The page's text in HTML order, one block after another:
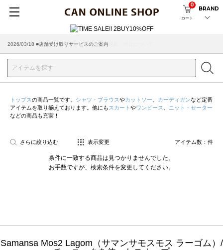
カート
0
BRAND
2026/03/18 ■店舗受け取りサービスのご案内
トップスの商品一覧です。 シャツ・ブラウスやカットソー カーディガンなど定番
アイテムを取り揃えております。他にも スカート やワンピース
ニット・セーター
などの商品も充実！
さらに絞り込む 表示変更 アイテム数： 件
条件に一致する商品は見つかりませんでした。
お手数ですが、検索条件を変更してください。
Samansa Mos2 Lagom（サマンサモスモス ラーゴム）/